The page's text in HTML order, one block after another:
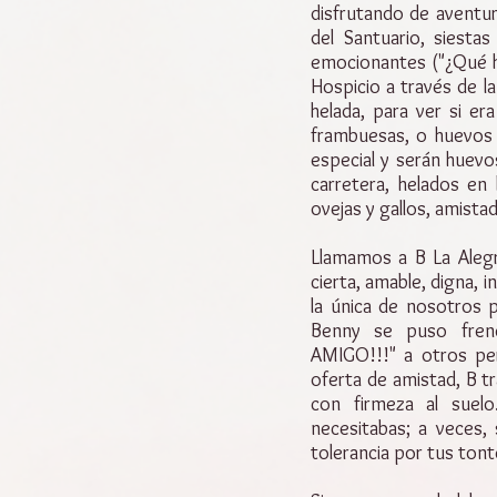
disfrutando de
del Santuario,
emocionantes ("¿Qué
Hospicio a través de
helada, para ver si
frambuesas, o
especial y serán
carretera, helados
ovejas y gallos,
Llamamos a B La
cierta, amable, digna,
la única de nosotros
Benny se puso
AMIGO!!!" a otros
oferta de amistad, B
con firmeza al
necesitabas; a
tolerancia por tus